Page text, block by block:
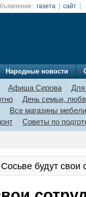
газета сайт
Народные новости
Афиша Серова
Для
День семьи,
Все магазины мебели
Советы по
будут свои